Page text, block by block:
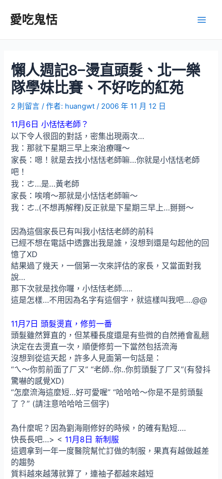
愛吃鬼恬
懶人週記8–燙直頭髮、北一樂
隊學妹比賽、不好吃的紅苑
2 則留言 / 作者: huangwt/ 2006 年 11 月 12 日
11月6日 小恬恬老師？
以下令人很囧的對話，密集出現兩次…
我：那就下星期三早上來治療囉～
家長：嗯！就是去找小恬恬老師嘛…你就是小恬恬老師
吧！
我：ㄜ…是…黃老師
家長：唉唷～那就是小恬恬老師嘛～
我：ㄜ..(不想再解釋)反正就是下星期三早上…掰掰～
因為這個家長已有叫我小恬恬老師的前科
已經不想在電話中透露出我是誰，沒想到還是勾起他的回
憶了XD
結果過了幾天，一個第一次來評估的家長，又當面對我
說…
那下次就是找你囉，小恬恬老師…..
這是怎樣…不用因為名字有這個字，就這樣叫我吧….@@
11月7日 頭髮燙直，修剪一番
頭髮雖然算直的，但某種長度還是有些微的自然捲會亂翹
決定在去燙直一次，順便修剪一下當然包括流海
沒想到從這天起，許多人見面第一句話是：
“ㄟ～你剪前面了ㄏㄡ” “老師..你..你剪頭髮了ㄏㄡ”(有發抖
驚嚇的感覺XD)
“怎麼流海這麼短…好可愛喔” “哈哈哈～你是不是剪頭髮
了？” (請注意哈哈哈三個字)
為什麼呢？因為劉海剛修好的時候，的確有點短….
快長長吧…> < 11月8日 新制服
這週拿到一年一度醫院幫忙訂做的制服，果真有越做越差
的趨勢
質料越來越薄就算了，連袖子都越來越短